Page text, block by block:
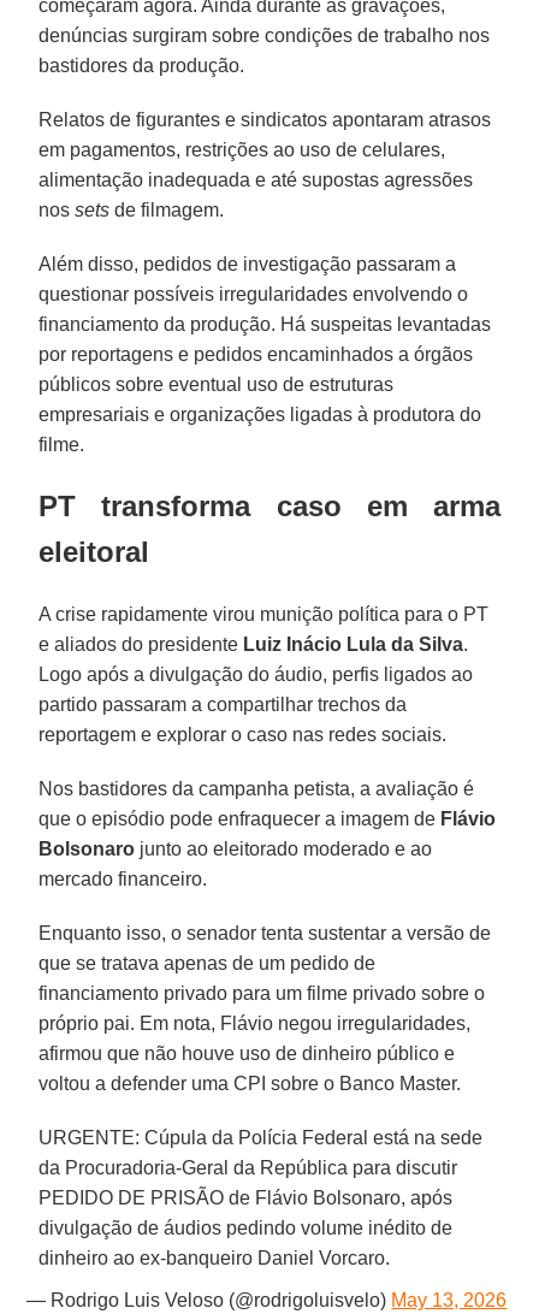
começaram agora. Ainda durante as gravações,
denúncias surgiram sobre condições de trabalho nos
bastidores da produção.
Relatos de figurantes e sindicatos apontaram atrasos
em pagamentos, restrições ao uso de celulares,
alimentação inadequada e até supostas agressões
nossets de filmagem.
Além disso, pedidos de investigação passaram a
questionar possíveis irregularidades envolvendo o
financiamento da produção. Há suspeitas levantadas
por reportagens e pedidos encaminhados a órgãos
públicos sobre eventual uso de estruturas
empresariais e organizações ligadas à produtora do
filme.
PT transforma caso em arma
eleitoral
A crise rapidamente virou munição política para o PT
e aliados do presidente Luiz Inácio Lula da Silva.
Logo após a divulgação do áudio, perfis ligados ao
partido passaram a compartilhar trechos da
reportagem e explorar o caso nas redes sociais.
Nos bastidores da campanha petista, a avaliação é
que o episódio pode enfraquecer a imagem de Flávio
Bolsonaro junto ao eleitorado moderado e ao
mercado financeiro.
Enquanto isso, o senador tenta sustentar a versão de
que se tratava apenas de um pedido de
financiamento privado para um filme privado sobre o
próprio pai. Em nota, Flávio negou irregularidades,
afirmou que não houve uso de dinheiro público e
voltou a defender uma CPI sobre o Banco Master.
URGENTE: Cúpula da Polícia Federal está na sede
da Procuradoria-Geral da República para discutir
PEDIDO DE PRISÃO de Flávio Bolsonaro, após
divulgação de áudios pedindo volume inédito de
dinheiro ao ex-banqueiro Daniel Vorcaro.
— Rodrigo Luis Veloso (@rodrigoluisvelo) May 13, 2026